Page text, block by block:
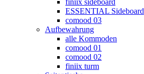
finiix sideboard
ESSENTIAL Sideboard
comood 03
Aufbewahrung
alle Kommoden
comood 01
comood 02
finiix turm